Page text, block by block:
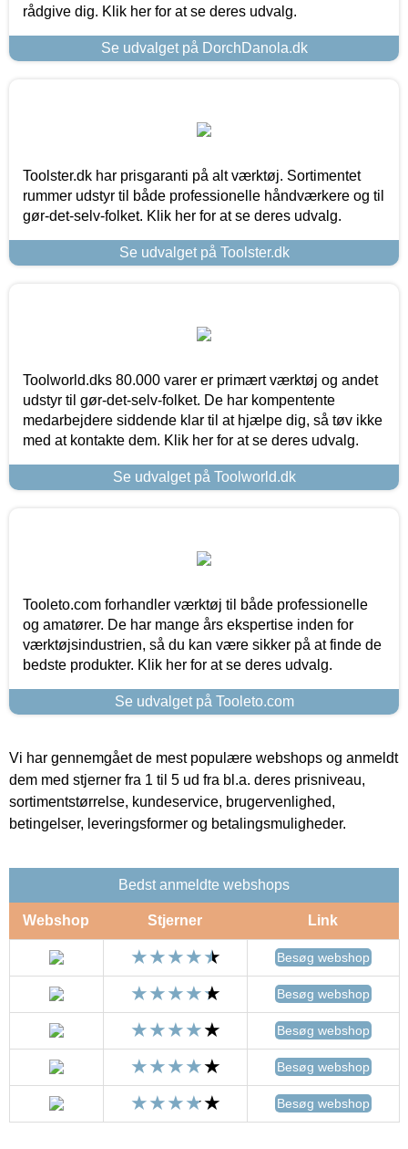
rådgive dig. Klik her for at se deres udvalg.
Se udvalget på DorchDanola.dk
Toolster.dk har prisgaranti på alt værktøj. Sortimentet
rummer udstyr til både professionelle håndværkere og til
gør-det-selv-folket. Klik her for at se deres udvalg.
Se udvalget på Toolster.dk
Toolworld.dks 80.000 varer er primært værktøj og andet
udstyr til gør-det-selv-folket. De har kompentente
medarbejdere siddende klar til at hjælpe dig, så tøv ikke
med at kontakte dem. Klik her for at se deres udvalg.
Se udvalget på Toolworld.dk
Tooleto.com forhandler værktøj til både professionelle
og amatører. De har mange års ekspertise inden for
værktøjsindustrien, så du kan være sikker på at finde de
bedste produkter. Klik her for at se deres udvalg.
Se udvalget på Tooleto.com
Vi har gennemgået de mest populære webshops og anmeldt
dem med stjerner fra 1 til 5 ud fra bl.a. deres prisniveau,
sortimentstørrelse, kundeservice, brugervenlighed,
betingelser, leveringsformer og betalingsmuligheder.
Bedst anmeldte webshops
Webshop Stjerner Link
Besøg webshop
Besøg webshop
Besøg webshop
Besøg webshop
Besøg webshop